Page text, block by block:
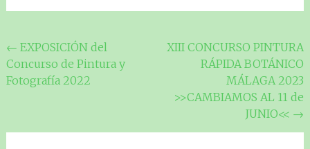
Navegación
de
entradas
← EXPOSICIÓN del
Concurso de Pintura y
Fotografía 2022
XIII CONCURSO PINTURA
RÁPIDA BOTÁNICO
MÁLAGA 2023
>>CAMBIAMOS AL 11 de
JUNIO<< →